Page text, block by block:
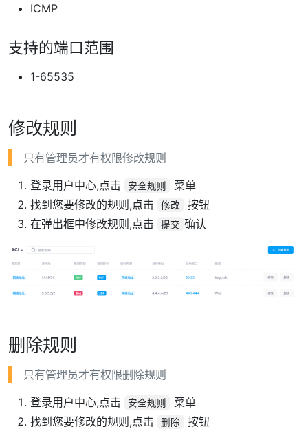
ICMP
支持的端口范围
1-65535
修改规则
只有管理员才有权限修改规则
登录用户中心,点击
安全规则
菜单
找到您要修改的规则,点击
修改
按钮
在弹出框中修改规则,点击
提交 确认
删除规则
只有管理员才有权限删除规则
登录用户中心,点击
安全规则
菜单
找到您要修改的规则,点击
删除 按钮